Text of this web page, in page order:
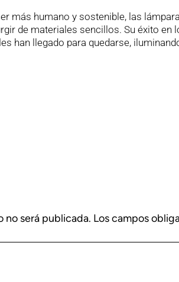
más humano y sostenible, las
de materiales sencillos. Su éxito en
han llegado para quedarse,
será publicada. Los campos